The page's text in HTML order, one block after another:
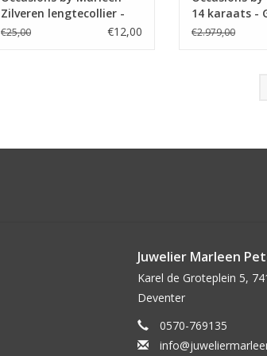
Zilveren lengtecollier -
Anker - 45.5 cm
€25,00 €12,00
14 karaats -
fantasie
€2.979,00
Juwelier Marleen
Karel de Groteplein 5,
Deventer
0570-769135